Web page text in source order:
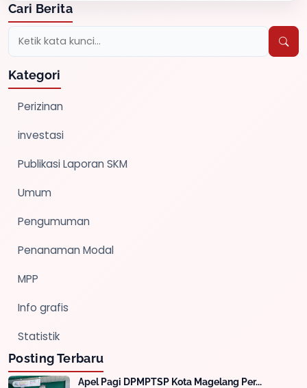
Cari Berita
Kategori
Perizinan
investasi
Publikasi Laporan SKM
Umum
Pengumuman
Penanaman Modal
MPP
Info grafis
Statistik
Posting Terbaru
Apel Pagi DPMPTSP Kota Magelang Per...